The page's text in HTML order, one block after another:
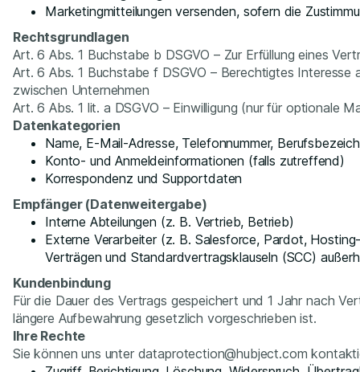
Marketingmitteilungen versenden, sofern die
Rechtsgrundlagen
Art. 6 Abs. 1 Buchstabe b DSGVO – Zur Erfüllung eines
Art. 6 Abs. 1 Buchstabe f DSGVO – Berechtigtes Interesse
zwischen Unternehmen
Art. 6 Abs. 1 lit. a DSGVO – Einwilligung (nur für optionale
Datenkategorien
Name, E-Mail-Adresse, Telefonnummer,
Konto- und Anmeldeinformationen (falls zutreffend)
Korrespondenz und Supportdaten
Empfänger (Datenweitergabe)
Interne Abteilungen (z. B. Vertrieb, Betrieb)
Externe Verarbeiter (z. B. Salesforce, Pardot,
Verträgen und Standardvertragsklauseln (SCC)
Kundenbindung
Für die Dauer des Vertrags gespeichert und 1 Jahr nach
längere Aufbewahrung gesetzlich vorgeschrieben ist.
Ihre Rechte
Sie können uns unter dataprotection@hubject.com